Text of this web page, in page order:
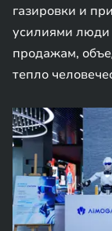
газировки и
усилиями люди
продажам,
тепло